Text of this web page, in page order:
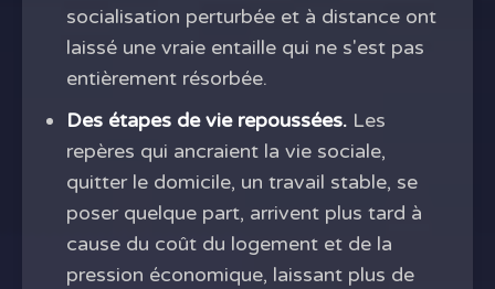
socialisation perturbée et à distance ont
laissé une vraie entaille qui ne s'est pas
entièrement résorbée.
Des étapes de vie repoussées. Les
repères qui ancraient la vie sociale,
quitter le domicile, un travail stable, se
poser quelque part, arrivent plus tard à
cause du coût du logement et de la
pression économique, laissant plus de